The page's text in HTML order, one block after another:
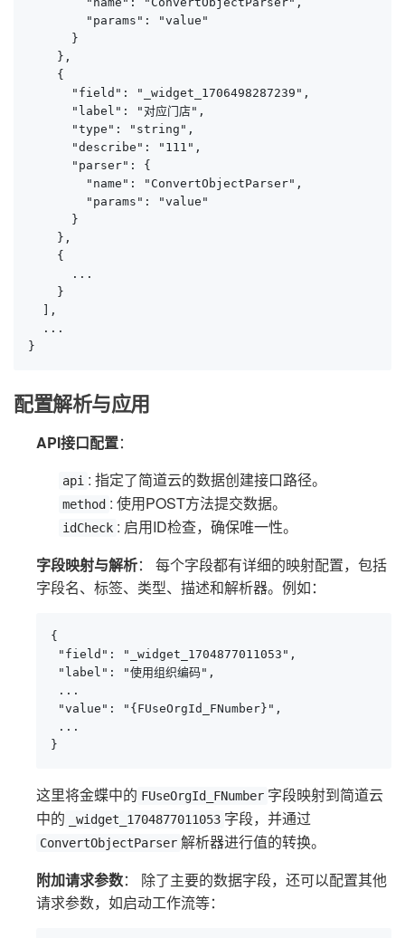
        "params": "value"
      }
    },
    {
      "field": "_widget_1706498287239",
      "label": "对应门店",
      "type": "string",
      "describe": "111",
      "parser": {
        "name": "ConvertObjectParser",
        "params": "value"
      }
    },
    {
      ...
    }
  ],
  ...
}
配置解析与应用
API接口配置：
api : 指定了简道云的数据创建接口路径。
method : 使用POST方法提交数据。
idCheck : 启用ID检查，确保唯一性。
字段映射与解析： 每个字段都有详细的映射配置，包括
字段名、标签、类型、描述和解析器。例如：
{
"field": "_widget_1704877011053",
"label": "使用组织编码",
...
"value": "{FUseOrgId_FNumber}",
...
}
这里将金蝶中的 FUseOrgId_FNumber 字段映射到简道云
中的
_widget_1704877011053 字段，并通过
ConvertObjectParser 解析器进行值的转换。
附加请求参数： 除了主要的数据字段，还可以配置其他
请求参数，如启动工作流等：